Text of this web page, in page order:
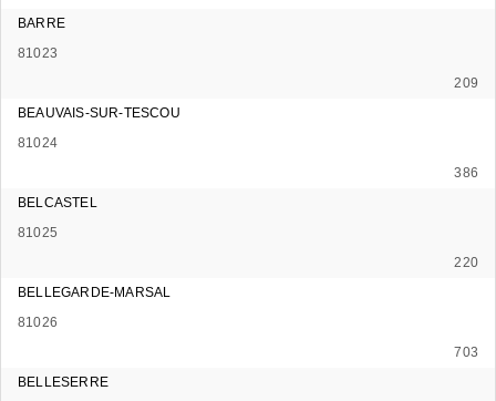
BARRE
81023
209
BEAUVAIS-SUR-TESCOU
81024
386
BELCASTEL
81025
220
BELLEGARDE-MARSAL
81026
703
BELLESERRE